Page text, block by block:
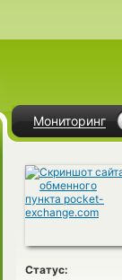
Мониторинг
Статус: